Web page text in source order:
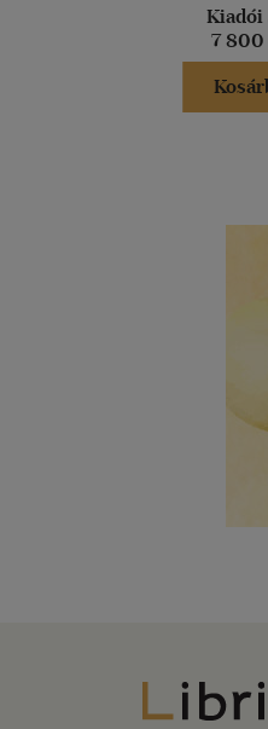
Kiadói
7 800